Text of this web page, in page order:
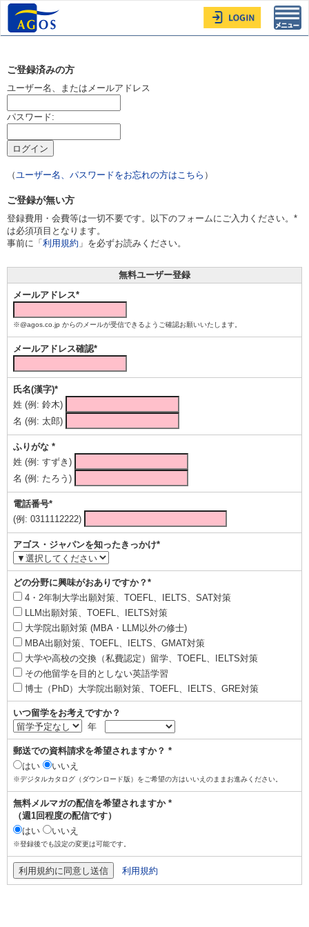
ご登録済みの方
ユーザー名、またはメールアドレス
パスワード:
（ユーザー名、パスワードをお忘れの方はこちら ）
ご登録が無い方
登録費用・会費等は一切不要です。以下のフォームにご入力ください。*
は必須項目となります。
事前に「 利用規約 」を必ずお読みください。
無料ユーザー登録
メールアドレス*
※@agos.co.jp からのメールが受信できるようご確認お願いいたします。
メールアドレス確認*
氏名(漢字)*
姓 (例: 鈴木)
名 (例: 太郎)
ふりがな *
姓 (例: すずき)
名 (例: たろう)
電話番号*
(例: 0311112222)
アゴス・ジャパンを知ったきっかけ*
どの分野に興味がおありですか？*
4・2年制大学出願対策、TOEFL、IELTS、SAT対策
LLM出願対策、TOEFL、IELTS対策
大学院出願対策 (MBA・LLM以外の修士)
MBA出願対策、TOEFL、IELTS、GMAT対策
大学や高校の交換（私費認定）留学、TOEFL、IELTS対策
その他留学を目的としない英語学習
博士（PhD）大学院出願対策、TOEFL、IELTS、GRE対策
いつ留学をお考えですか？
年
郵送での資料請求を希望されますか？ *
はい
いいえ
※デジタルカタログ（ダウンロード版）をご希望の方はいいえのままお進みください。
無料メルマガの配信を希望されますか *
（週1回程度の配信です）
はい
いいえ
※登録後でも設定の変更は可能です。
利用規約